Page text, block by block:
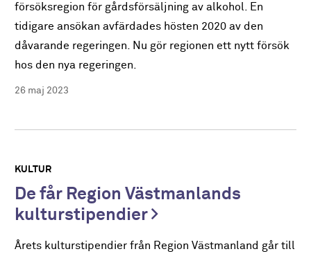
försöksregion för gårdsförsäljning av alkohol. En
tidigare ansökan avfärdades hösten 2020 av den
dåvarande regeringen. Nu gör regionen ett nytt försök
hos den nya regeringen.
26 maj 2023
KULTUR
De får Region Västmanlands
kulturstipendier
Årets kulturstipendier från Region Västmanland går till